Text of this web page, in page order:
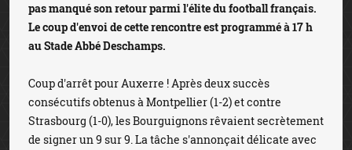
pas manqué son retour parmi l'élite du football français.
Le coup d'envoi de cette rencontre est programmé à 17 h
au Stade Abbé Deschamps.
Coup d'arrêt pour Auxerre ! Après deux succès
consécutifs obtenus à Montpellier (1-2) et contre
Strasbourg (1-0), les Bourguignons rêvaient secrètement
de signer un 9 sur 9. La tâche s'annonçait délicate avec